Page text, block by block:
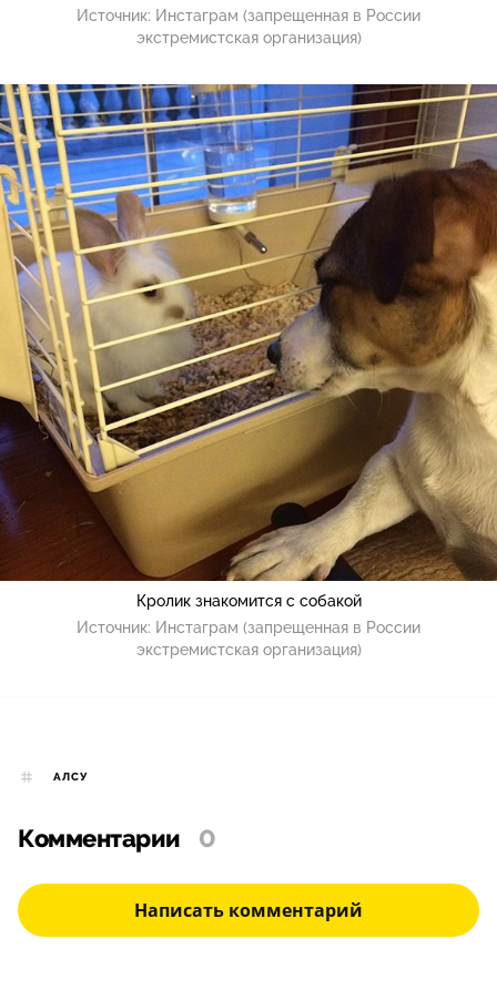
Источник: Инстаграм (запрещенная в России
экстремистская организация)
Кролик знакомится с собакой
Источник: Инстаграм (запрещенная в России
экстремистская организация)
АЛСУ
Комментарии 0
Написать комментарий